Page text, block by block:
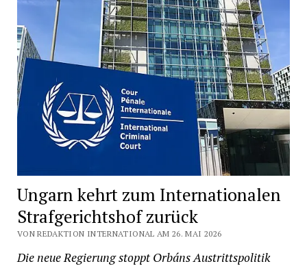
Ungarn kehrt zum Internationalen
Strafgerichtshof zurück
VON REDAKTION INTERNATIONAL AM 26. MAI 2026
Die neue Regierung stoppt Orbáns Austrittspolitik